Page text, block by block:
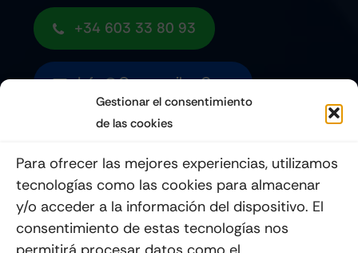
Gestionar el consentimiento
de las cookies
Para ofrecer las mejores experiencias, utilizamos
tecnologías como las cookies para almacenar
y/o acceder a la información del dispositivo. El
consentimiento de estas tecnologías nos
+34 603 33 80 93
Info@quemoviles.com
Enviar